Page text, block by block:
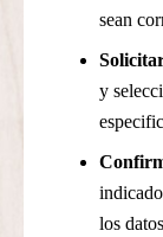
sean
y
los